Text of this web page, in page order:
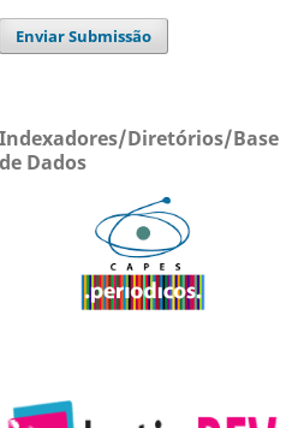
Enviar Submissão
Indexadores/Diretórios/Base
de Dados